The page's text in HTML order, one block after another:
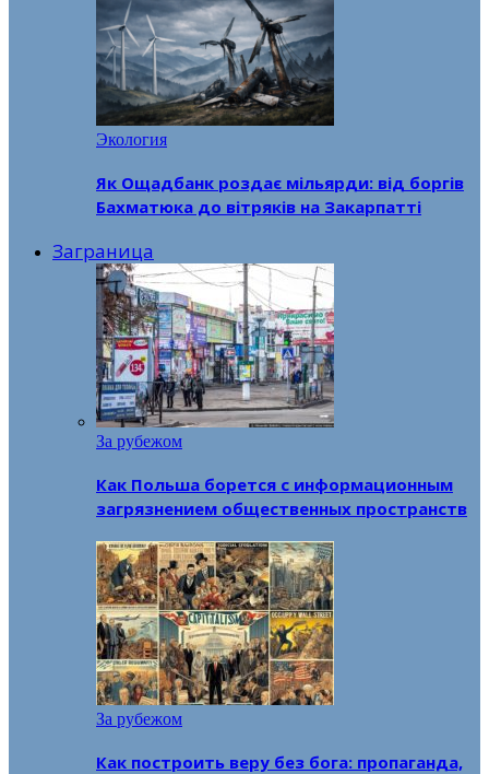
Экология
Як Ощадбанк роздає мільярди: від боргів
Бахматюка до вітряків на Закарпатті
Заграница
За рубежом
Как Польша борется с информационным
загрязнением общественных пространств
За рубежом
Как построить веру без бога: пропаганда,